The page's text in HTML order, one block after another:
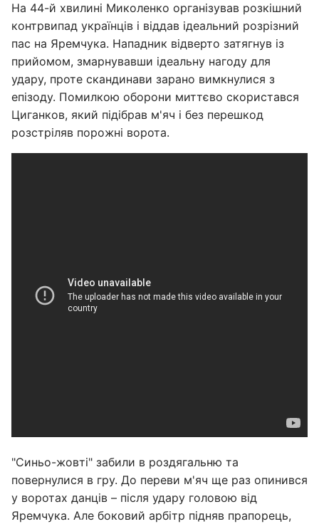
На 44-й хвилині Миколенко організував розкішний
контрвипад українців і віддав ідеальний розрізний
пас на Яремчука. Нападник відверто затягнув із
прийомом, змарнувавши ідеальну нагоду для
удару, проте скандинави зарано вимкнулися з
епізоду. Помилкою оборони миттєво скористався
Циганков, який підібрав м'яч і без перешкод
розстріляв порожні ворота.
"Синьо-жовті" забили в роздягальню та
повернулися в гру. До переви м'яч ще раз опинився
у воротах данців – після удару головою від
Яремчука. Але боковий арбітр підняв прапорець,